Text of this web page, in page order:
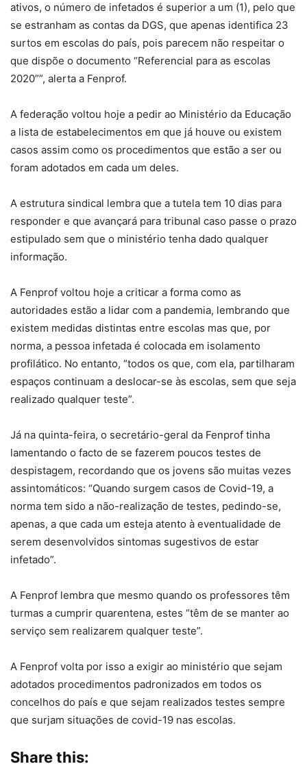
ativos, o número de infetados é superior a um (1), pelo que
se estranham as contas da DGS, que apenas identifica 23
surtos em escolas do país, pois parecem não respeitar o
que dispõe o documento “Referencial para as escolas
2020””, alerta a Fenprof.
A federação voltou hoje a pedir ao Ministério da Educação
a lista de estabelecimentos em que já houve ou existem
casos assim como os procedimentos que estão a ser ou
foram adotados em cada um deles.
A estrutura sindical lembra que a tutela tem 10 dias para
responder e que avançará para tribunal caso passe o prazo
estipulado sem que o ministério tenha dado qualquer
informação.
A Fenprof voltou hoje a criticar a forma como as
autoridades estão a lidar com a pandemia, lembrando que
existem medidas distintas entre escolas mas que, por
norma, a pessoa infetada é colocada em isolamento
profilático. No entanto, “todos os que, com ela, partilharam
espaços continuam a deslocar-se às escolas, sem que seja
realizado qualquer teste”.
Já na quinta-feira, o secretário-geral da Fenprof tinha
lamentando o facto de se fazerem poucos testes de
despistagem, recordando que os jovens são muitas vezes
assintomáticos: “Quando surgem casos de Covid-19, a
norma tem sido a não-realização de testes, pedindo-se,
apenas, a que cada um esteja atento à eventualidade de
serem desenvolvidos sintomas sugestivos de estar
infetado”.
A Fenprof lembra que mesmo quando os professores têm
turmas a cumprir quarentena, estes “têm de se manter ao
serviço sem realizarem qualquer teste”.
A Fenprof volta por isso a exigir ao ministério que sejam
adotados procedimentos padronizados em todos os
concelhos do país e que sejam realizados testes sempre
que surjam situações de covid-19 nas escolas.
Share this: